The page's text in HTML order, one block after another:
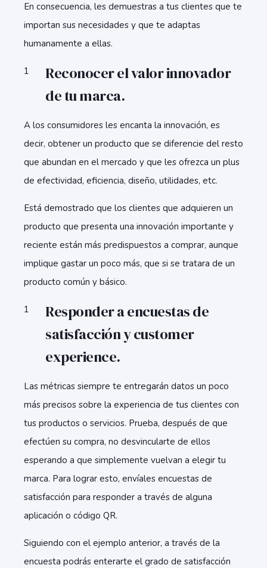
En consecuencia, les demuestras a tus clientes que te
importan sus necesidades y que te adaptas
humanamente a ellas.
Reconocer el valor innovador
de tu marca.
A los consumidores les encanta la innovación, es
decir, obtener un producto que se diferencie del resto
que abundan en el mercado y que les ofrezca un plus
de efectividad, eficiencia, diseño, utilidades, etc.
Está demostrado que los clientes que adquieren un
producto que presenta una innovación importante y
reciente están más predispuestos a comprar, aunque
implique gastar un poco más, que si se tratara de un
producto común y básico.
Responder a encuestas de
satisfacción y customer
experience.
Las métricas siempre te entregarán datos un poco
más precisos sobre la experiencia de tus clientes con
tus productos o servicios. Prueba, después de que
efectúen su compra, no desvincularte de ellos
esperando a que simplemente vuelvan a elegir tu
marca. Para lograr esto, envíales encuestas de
satisfacción para responder a través de alguna
aplicación o código QR.
Siguiendo con el ejemplo anterior, a través de la
encuesta podrás enterarte el grado de satisfacción